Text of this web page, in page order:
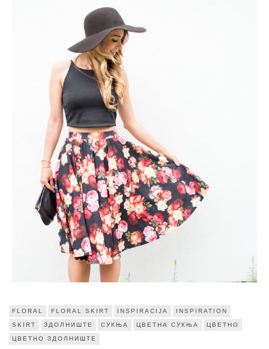
FLORAL FLORAL SKIRT INSPIRACIJA INSPIRATION
SKIRT ЗДОЛНИШТЕ СУКЊА ЦВЕТНА СУКЊА ЦВЕТНО
ЦВЕТНО ЗДОЛНИШТЕ